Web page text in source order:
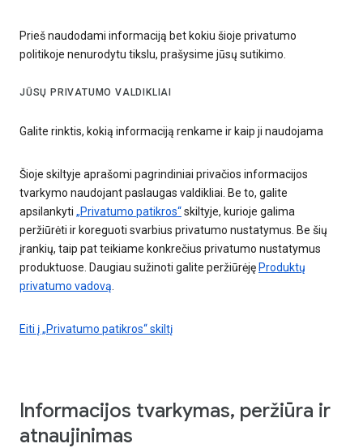
Prieš naudodami informaciją bet kokiu šioje privatumo
politikoje nenurodytu tikslu, prašysime jūsų sutikimo.
JŪSŲ PRIVATUMO VALDIKLIAI
Galite rinktis, kokią informaciją renkame ir kaip ji naudojama
Šioje skiltyje aprašomi pagrindiniai privačios informacijos
tvarkymo naudojant paslaugas valdikliai. Be to, galite
apsilankyti „Privatumo patikros“skiltyje, kurioje galima
peržiūrėti ir koreguoti svarbius privatumo nustatymus. Be šių
įrankių, taip pat teikiame konkrečius privatumo nustatymus
produktuose. Daugiau sužinoti galite peržiūrėję Produktų
privatumo vadovą
Eiti į „Privatumo patikros“ skiltį
Informacijos tvarkymas, peržiūra ir
atnaujinimas